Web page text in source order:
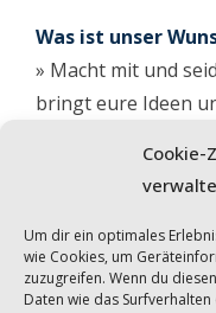
Cookie-
Um dir ein optimales
wie Cookies, um
zuzugreifen. Wenn du
Daten wie das
Was ist unser
» Macht mit und
bringt eure Ideen
so manches fliegen